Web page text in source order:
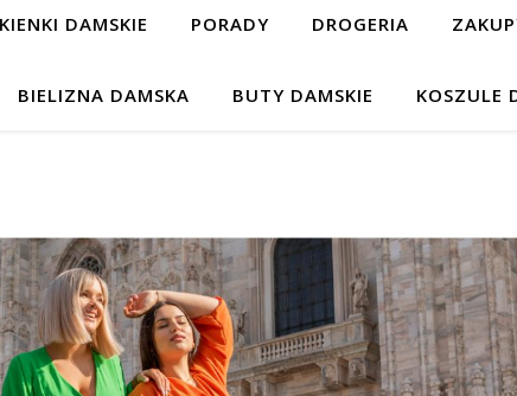
DAMSKIE PORADY DROGERIA
BIELIZNA DAMSKA BUTY DAMSKIE KOSZULE